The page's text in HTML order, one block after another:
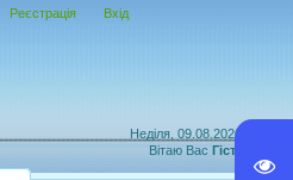
Неділя, 09.08.2026, 15:55
Вітаю Вас Гість
Реєстрація Вхід